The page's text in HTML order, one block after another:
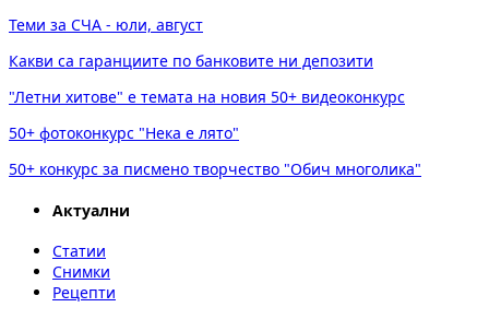
Теми за СЧА - юли, август
Какви са гаранциите по банковите ни депозити
"Летни хитове" е темата на новия 50+ видеоконкурс
50+ фотоконкурс "Нека е лято"
50+ конкурс за писмено творчество "Обич многолика"
Актуални
Статии
Снимки
Рецепти